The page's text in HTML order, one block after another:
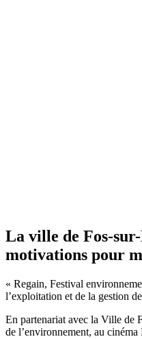
La ville de Fos-
motivations pour
« Regain, Festival
l’exploitation et de la gestion
En partenariat avec la Ville de
de l’environnement, au cinéma